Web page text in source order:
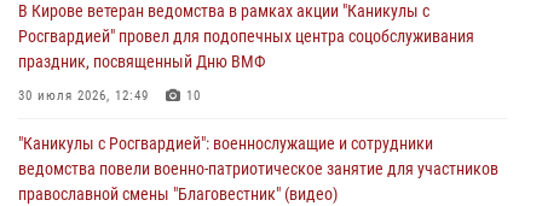
почетные знаки и грамоты росгвардейцам (видео)
05 августа 2026, 11:00
В Кирове росгвардейцы задержали подозреваемую в сбыте
04 августа 2026, 09:30
В Кирове ветеран ведомства в рамках акции "Каникулы с
Росгвардией" провел для подопечных центра соцобслуживания
праздник, посвященный Дню ВМФ
30 июля 2026, 12:49 10
"Каникулы с Росгвардией": военнослужащие и сотрудники
ведомства повели военно-патриотическое занятие для участников
православной смены "Благовестник" (видео)